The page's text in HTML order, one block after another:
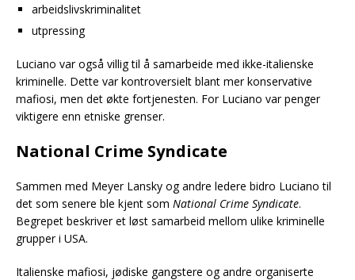
arbeidslivskriminalitet
utpressing
Luciano var også villig til å samarbeide med ikke-italienske
kriminelle. Dette var kontroversielt blant mer konservative
mafiosi, men det økte fortjenesten. For Luciano var penger
viktigere enn etniske grenser.
National Crime Syndicate
Sammen med Meyer Lansky og andre ledere bidro Luciano til
det som senere ble kjent som National Crime Syndicate.
Begrepet beskriver et løst samarbeid mellom ulike kriminelle
grupper i USA.
Italienske mafiosi, jødiske gangstere og andre organiserte